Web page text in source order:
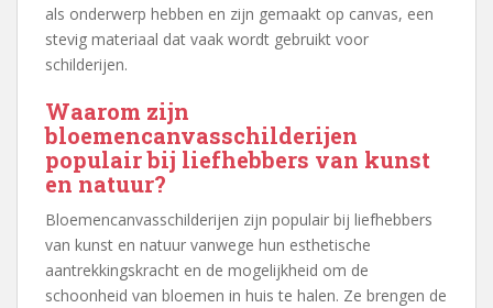
als onderwerp hebben en zijn gemaakt op canvas, een
stevig materiaal dat vaak wordt gebruikt voor
schilderijen.
Waarom zijn
bloemencanvasschilderijen
populair bij liefhebbers van kunst
en natuur?
Bloemencanvasschilderijen zijn populair bij liefhebbers
van kunst en natuur vanwege hun esthetische
aantrekkingskracht en de mogelijkheid om de
schoonheid van bloemen in huis te halen. Ze brengen de